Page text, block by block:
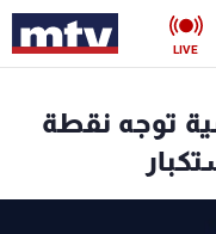
LIVE
توجه نقطة